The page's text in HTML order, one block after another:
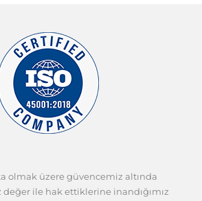
olmak üzere güvencemiz altında
ile hak ettiklerine inandığımız